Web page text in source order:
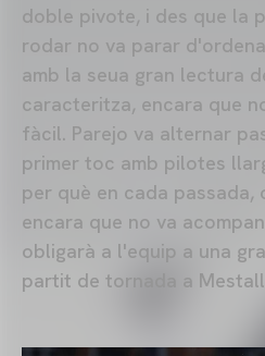
doble pivote, i des que la
rodar no va parar
amb la seua gran lectura
caracteritza, encara que
fàcil. Parejo va alternar
primer toc amb pilotes
per què en cada passada,
encara que no va
obligarà a l'equip a una
partit de tornada a